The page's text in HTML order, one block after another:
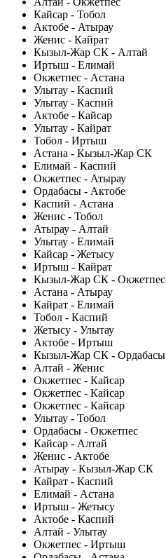
Кайсар - Тобол
Актобе - Атырау
Женис - Кайрат
Кызыл-Жар СК - Алтай
Иртыш - Елимай
Окжетпес - Астана
Улытау - Каспий
Улытау - Каспий
Актобе - Кайсар
Улытау - Кайрат
Тобол - Иртыш
Астана - Кызыл-Жар СК
Елимай - Каспий
Окжетпес - Атырау
Ордабасы - Актобе
Каспий - Астана
Женис - Тобол
Атырау - Алтай
Улытау - Елимай
Кайсар - Жетысу
Иртыш - Кайрат
Кызыл-Жар СК - Окжетпес
Астана - Атырау
Кайрат - Елимай
Тобол - Каспий
Жетысу - Улытау
Актобе - Иртыш
Кызыл-Жар СК - Ордабасы
Алтай - Женис
Окжетпес - Кайсар
Окжетпес - Кайсар
Окжетпес - Кайсар
Улытау - Тобол
Ордабасы - Окжетпес
Кайсар - Алтай
Женис - Актобе
Атырау - Кызыл-Жар СК
Кайрат - Каспий
Елимай - Астана
Иртыш - Жетысу
Актобе - Каспий
Алтай - Улытау
Окжетпес - Иртыш